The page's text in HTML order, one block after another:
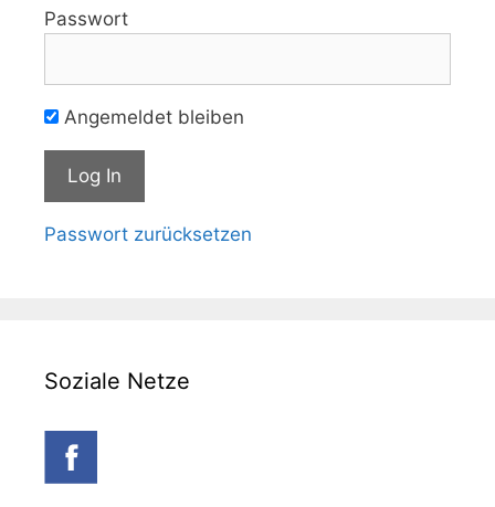
Passwort
Angemeldet bleiben
Passwort zurücksetzen
Soziale Netze